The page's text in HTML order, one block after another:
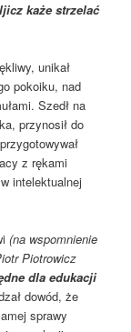
każe strzelać
unikał
pokoiku, nad
Szedł na
przynosił do
z rękami
intelektualnej
(na wspomnienie
Piotrowicz
dla edukacji
dowód, że
sprawy